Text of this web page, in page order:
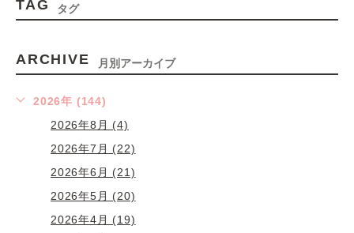
TAG タグ
ARCHIVE 月別アーカイブ
2026年 (144)
2026年8月 (4)
2026年7月 (22)
2026年6月 (21)
2026年5月 (20)
2026年4月 (19)